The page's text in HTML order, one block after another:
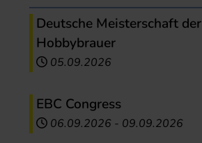
Deutsche Meisterschaft der
Hobbybrauer
05.09.2026
EBC Congress
06.09.2026 - 09.09.2026